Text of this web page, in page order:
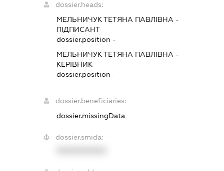
dossier.heads:
МЕЛЬНИЧУК ТЕТЯНА ПАВЛІВНА -
ПІДПИСАНТ
dossier.position -
МЕЛЬНИЧУК ТЕТЯНА ПАВЛІВНА -
КЕРІВНИК
dossier.position -
dossier.beneficiaries:
dossier.missingData
dossier.smida: